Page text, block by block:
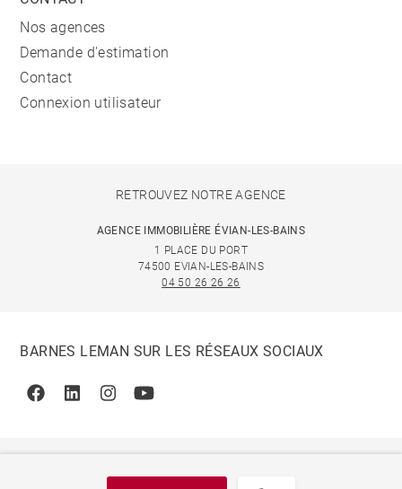
Nos agences
Demande d'estimation
Contact
Connexion utilisateur
RETROUVEZ NOTRE AGENCE
AGENCE IMMOBILIÈRE ÉVIAN-LES-BAINS
1 PLACE DU PORT
74500 EVIAN-LES-BAINS
04 50 26 26 26
BARNES LEMAN SUR LES RÉSEAUX SOCIAUX
FacebookLinkedinInstagramYoutube